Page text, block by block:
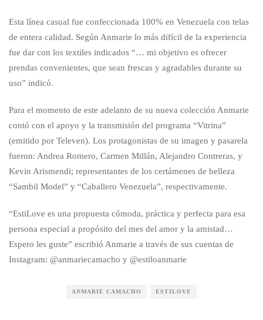
Esta línea casual fue confeccionada 100% en Venezuela con telas
de entera calidad. Según Anmarie lo más difícil de la experiencia
fue dar con los textiles indicados “… mi objetivo es ofrecer
prendas convenientes, que sean frescas y agradables durante su
uso” indicó.
Para el momento de este adelanto de su nueva colección Anmarie
contó con el apoyo y la transmisión del programa “Vitrina”
(emitido por Televen). Los protagonistas de su imagen y pasarela
fueron: Andrea Romero, Carmen Millán, Alejandro Contreras, y
Kevin Arismendi; representantes de los certámenes de belleza
“Sambil Model” y “Caballero Venezuela”, respectivamente.
“EstiLove es una propuesta cómoda, práctica y perfecta para esa
persona especial a propósito del mes del amor y la amistad…
Espero les guste” escribió Anmarie a través de sus cuentas de
Instagram: @anmariecamacho y @estiloanmarie
ANMARIE CAMACHO ESTILOVE